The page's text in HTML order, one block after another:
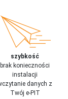
szybkość
brak konieczności
instalacji
danych z
Twój e-PIT